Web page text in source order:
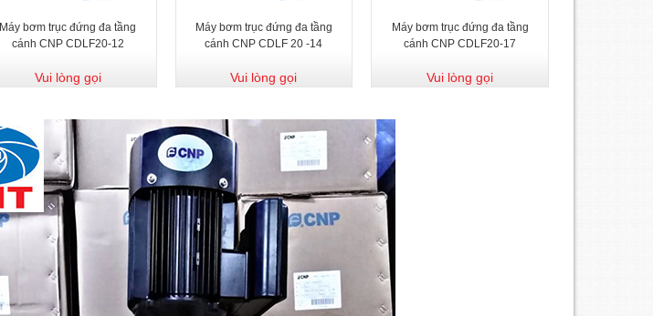
Máy bơm trục đứng đa tầng
cánh CNP CDLF20-12
Vui lòng gọi
Máy bơm trục đứng đa tầng
cánh CNP CDLF 20 -14
Vui lòng gọi
Máy bơm trục đứng đa tầng
cánh CNP CDLF20-17
Vui lòng gọi